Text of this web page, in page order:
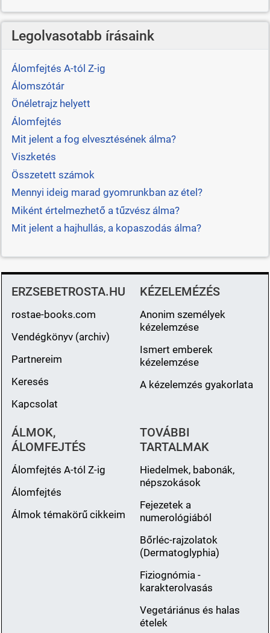
Legolvasotabb írásaink
Álomfejtés A-tól Z-ig
Álomszótár
Önéletrajz helyett
Álomfejtés
Mit jelent a fog elvesztésének álma?
Viszketés
Összetett számok
Mennyi ideig marad gyomrunkban az étel?
Miként értelmezhető a tűzvész álma?
Mit jelent a hajhullás, a kopaszodás álma?
ERZSEBETROSTA.HU
rostae-books.com
Vendégkönyv (archiv)
Partnereim
Keresés
Kapcsolat
KÉZELEMÉZÉS
Anonim személyek
kézelemzése
Ismert emberek
kézelemzése
A kézelemzés gyakorlata
ÁLMOK,
ÁLOMFEJTÉS
Álomfejtés A-tól Z-ig
Álomfejtés
Álmok témakörű cikkeim
TOVÁBBI
TARTALMAK
Hiedelmek, babonák,
népszokások
Fejezetek a
numerológiából
Bőrléc-rajzolatok
(Dermatoglyphia)
Fiziognómia -
karakterolvasás
Vegetáriánus és halas
ételek